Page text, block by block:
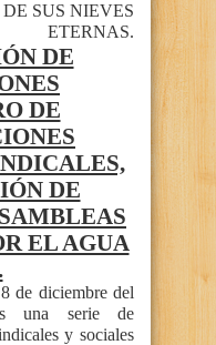
SUS NIEVES
ETERNAS.
DE
DE
DE
EL AGUA
de diciembre del
una serie de
y sociales